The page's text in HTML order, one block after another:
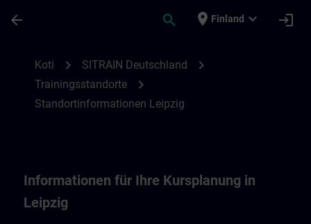
arrow_back search place Finland expand_more login
Koti chevron_right SITRAIN Deutschland chevron_right
Trainingsstandorte chevron_right
Standortinformationen Leipzig
Informationen für Ihre Kursplanung in
Leipzig